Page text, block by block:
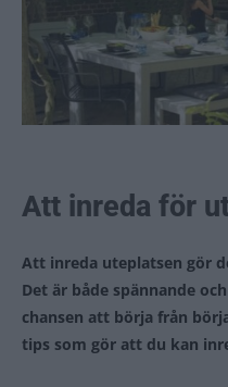
Att inreda för
Att inreda uteplatsen gör
Det är både spännande
chansen att börja från
tips som gör att du kan